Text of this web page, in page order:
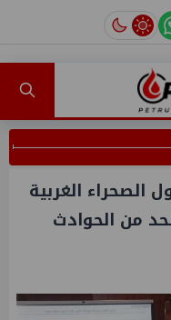
الصحراء الغربية
من الحوادث